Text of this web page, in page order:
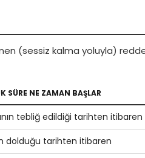
(sessiz kalma yoluyla)
SÜRE NE ZAMAN BAŞLAR
tebliğ edildiği tarihten itibaren
dolduğu tarihten itibaren